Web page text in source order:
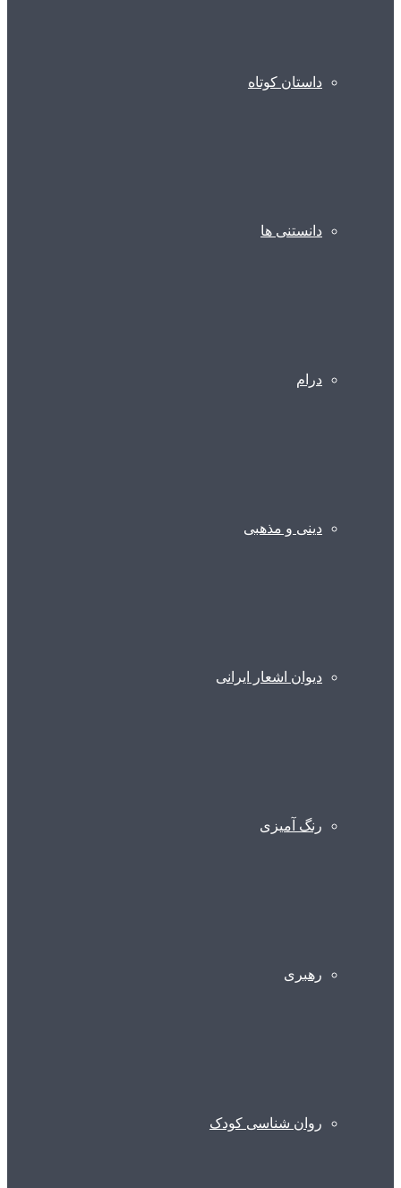
داستان کوتاه
دانستنی ها
درام
دینی و مذهبی
دیوان اشعار ایرانی
رنگ آمیزی
رهبری
روان شناسی کودک